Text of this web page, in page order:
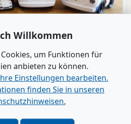
Engagement
macht KiTas mobil!
anzeigen
Wirtschaft.de
|Registrierung
Willkommen
um Funktionen für
anbieten zu können.
Einstellungen bearbeiten.
finden Sie in unseren